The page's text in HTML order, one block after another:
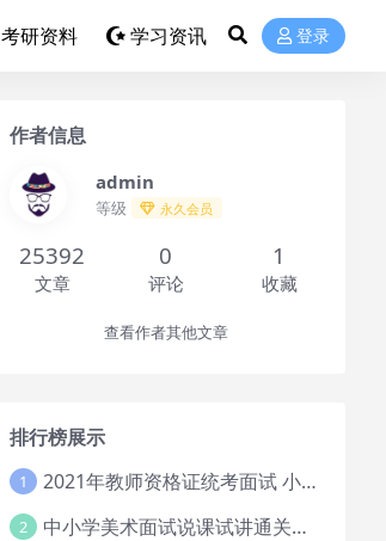
考研资料 学习资讯 登录
作者信息
admin
等级 永久会员
25392
文章
0
评论
1
收藏
查看作者其他文章
排行榜展示
1 2021年教师资格证统考面试 小学教资资料试讲+答辩
2 中小学美术面试说课试讲通关班14讲（辅助资料第一套）